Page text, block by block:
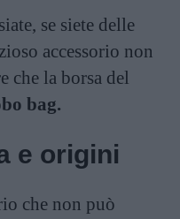
se siete delle
accessorio non
che la borsa del
bag.
e origini
che non può